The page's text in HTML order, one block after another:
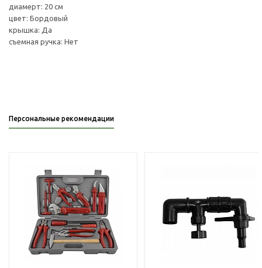
диамерт: 20 см
цвет: Бордовый
крышка: Да
съемная ручка: Нет
Персональные рекомендации